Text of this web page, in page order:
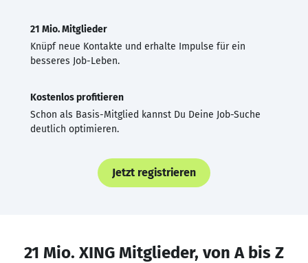
21 Mio. Mitglieder
Knüpf neue Kontakte und erhalte Impulse für ein
besseres Job-Leben.
Kostenlos profitieren
Schon als Basis-Mitglied kannst Du Deine Job-Suche
deutlich optimieren.
Jetzt registrieren
21 Mio. XING Mitglieder, von A bis Z